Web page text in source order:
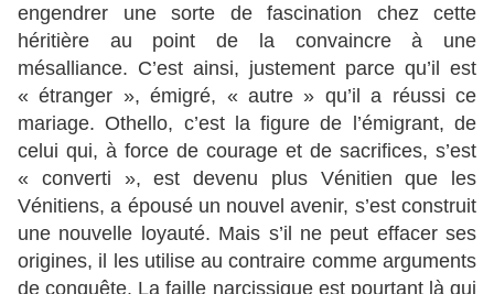
engendrer une sorte de fascination chez cette
héritière au point de la convaincre à une
mésalliance. C’est ainsi, justement parce qu’il est
« étranger », émigré, « autre » qu’il a réussi ce
mariage. Othello, c’est la figure de l’émigrant, de
celui qui, à force de courage et de sacrifices, s’est
« converti », est devenu plus Vénitien que les
Vénitiens, a épousé un nouvel avenir, s’est construit
une nouvelle loyauté. Mais s’il ne peut effacer ses
origines, il les utilise au contraire comme arguments
de conquête. La faille narcissique est pourtant là qui